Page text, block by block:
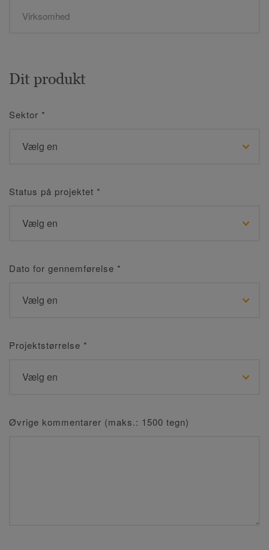
Dit produkt
Sektor *
Status på projektet *
Dato for gennemførelse *
Projektstørrelse *
Øvrige kommentarer (maks.: 1500 tegn)